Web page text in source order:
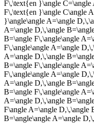
F\,\text{en }\angle C=\angle
F\,\text{en }\angle C\angle
}\angle\angle A=\angle
A=\angle D,\,\angle
B=\angle F\,\angle\angle
F\,\angle\angle A=\angle
A=\angle D,\,\angle
B=\angle F\,\angle\angle
F\,\angle\angle A=\angle
A=\angle D,\,\angle
B=\angle F\,\angle\angle
A=\angle D,\,\angle
F\angle A=\angle D,\,\angle
B=\angle\angle A=\angle